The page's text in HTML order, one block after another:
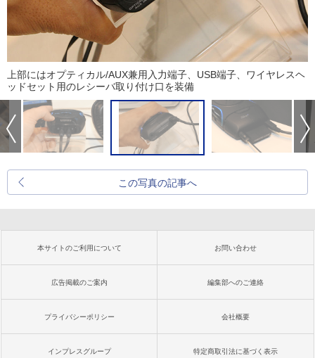
上部にはオプティカル/AUX兼用入力端子、USB端子、ワイヤレスヘ
ッドセット用のレシーバ取り付け口を装備
この写真の記事へ
本サイトのご利用について お問い合わせ
広告掲載のご案内 編集部へのご連絡
プライバシーポリシー 会社概要
インプレスグループ 特定商取引法に基づく表示